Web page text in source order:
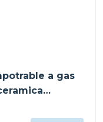
a gas